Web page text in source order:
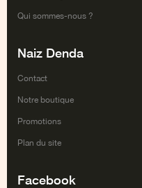
Qui sommes-nous ?
Naiz Denda
Contact
Notre boutique
Promotions
Plan du site
Facebook